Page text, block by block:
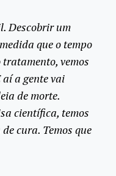
Descobrir um
que o tempo
vemos
aí a gente vai
de morte.
científica, temos
cura. Temos que